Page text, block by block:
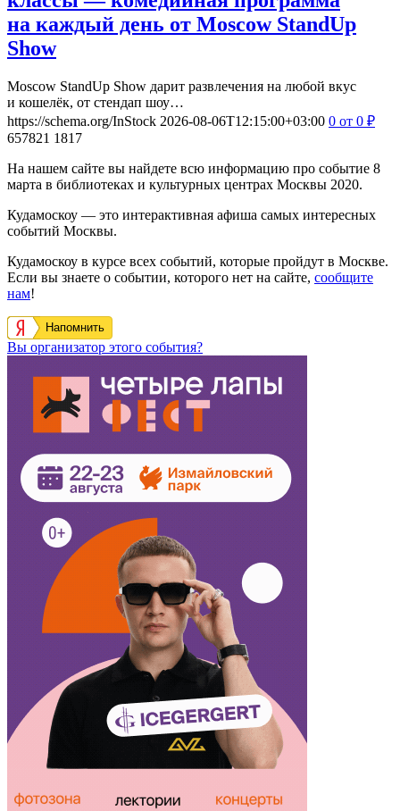
на каждый день от Moscow StandUp
Show
Moscow StandUp Show дарит развлечения на любой вкус
и кошелёк, от стендап шоу…
https://schema.org/InStock 2026-08-06T12:15:00+03:00 0 от 0 ₽
657821 1817
На нашем сайте вы найдете всю информацию про событие 8
марта в библиотеках и культурных центрах Москвы 2020.
Кудамоскоу — это интерактивная афиша самых интересных
событий Москвы.
Кудамоскоу в курсе всех событий, которые пройдут в Москве.
Если вы знаете о событии, которого нет на сайте, сообщите
нам!
Напомнить
Вы организатор этого события?